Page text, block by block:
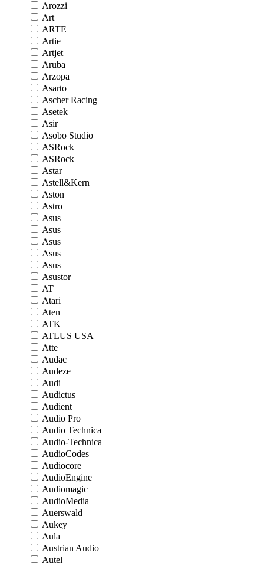
Arozzi
Art
ARTE
Artie
Artjet
Aruba
Arzopa
Asarto
Ascher Racing
Asetek
Asir
Asobo Studio
ASRock
ASRock
Astar
Astell&Kern
Aston
Astro
Asus
Asus
Asus
Asus
Asus
Asustor
AT
Atari
Aten
ATK
ATLUS USA
Atte
Audac
Audeze
Audi
Audictus
Audient
Audio Pro
Audio Technica
Audio-Technica
AudioCodes
Audiocore
AudioEngine
Audiomagic
AudioMedia
Auerswald
Aukey
Aula
Austrian Audio
Autel